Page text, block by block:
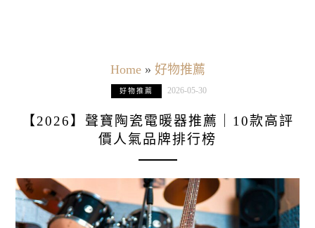
Home» 好物推薦
好物推薦 2026-05-30
【2026】聲寶陶瓷電暖器推薦｜10款高評
價人氣品牌排行榜